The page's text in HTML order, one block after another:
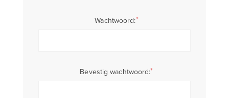
Wachtwoord:*
Bevestig wachtwoord:*